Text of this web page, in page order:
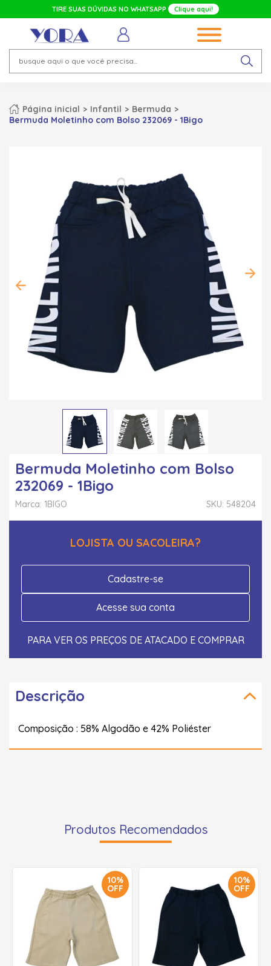
TIRE SUAS DÚVIDAS NO WHATSAPP Clique aqui!
Página inicial Infantil
Bermuda
Bermuda Moletinho com Bolso 232069 - 1Bigo
Bermuda Moletinho com Bolso
232069 - 1Bigo
SKU: 548204
Marca: 1BIGO
LOJISTA OU SACOLEIRA?
Cadastre-se
Acesse sua conta
PARA VER OS PREÇOS DE ATACADO E COMPRAR
Descrição
Composição : 58% Algodão e 42% Poliéster
Produtos Recomendados
10%
OFF
10%
OFF